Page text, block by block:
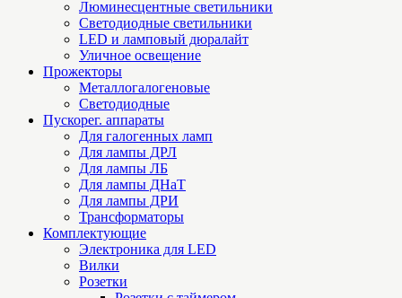
Люминесцентные светильники
Cветодиодные светильники
LED и ламповый дюралайт
Уличное освещение
Прожекторы
Металлогалогеновые
Светодиодные
Пускорег. аппараты
Для галогенных ламп
Для лампы ДРЛ
Для лампы ЛБ
Для лампы ДНаТ
Для лампы ДРИ
Трансформаторы
Комплектующие
Электроника для LED
Вилки
Розетки